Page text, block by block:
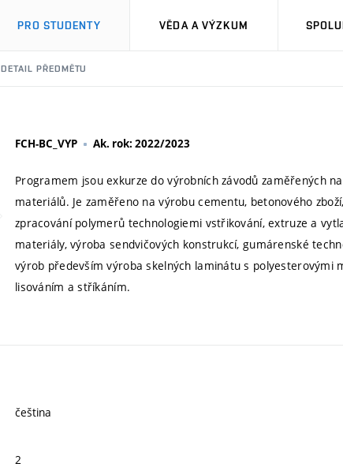
PRO STUDENTY VĚDA A VÝZKUM
DETAIL PŘEDMĚTU
FCH-BC_VYP Ak. rok: 2022/2023
Programem jsou exkurze do výrobních závodů zaměřených
materiálů. Je zaměřeno na výrobu cementu, betonového
zpracování polymerů technologiemi vstřikování, extruze a
materiály, výroba sendvičových konstrukcí, gumárenské
výrob především výroba skelných laminátu s
lisováním a stříkáním.
čeština
2